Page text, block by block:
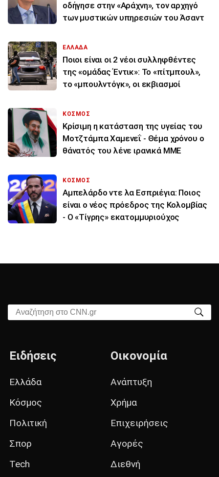
οδήγησε στην «Αράχνη», τον αρχηγό
των μυστικών υπηρεσιών του Άσαντ
ΕΛΛΑΔΑ
Ποιοι είναι οι 2 νέοι συλληφθέντες
της «ομάδας Έντικ»: Το «πίτμπουλ»,
το «μπουλντόγκ», οι εκβιασμοί
ΚΟΣΜΟΣ
Κρίσιμη η κατάσταση της υγείας του
Μοτζτάμπα Χαμενεΐ - Θέμα χρόνου ο
θάνατός του λένε ιρανικά ΜΜΕ
ΚΟΣΜΟΣ
Αμπελάρδο ντε λα Εσπριέγια: Ποιος
είναι ο νέος πρόεδρος της Κολομβίας
- Ο «Τίγρης» εκατομμυριούχος
Αναζήτηση στο CNN.gr
Ειδήσεις
Ελλάδα
Κόσμος
Πολιτική
Σπορ
Tech
Οικονομία
Ανάπτυξη
Χρήμα
Επιχειρήσεις
Αγορές
Διεθνή